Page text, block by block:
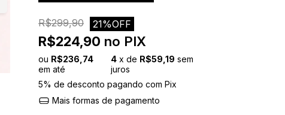
R$299,90 21%OFF
R$224,90 no PIX
ou R$236,74
em até
4 x de R$59,19 sem
juros
5% de desconto pagando com Pix
Mais formas de pagamento